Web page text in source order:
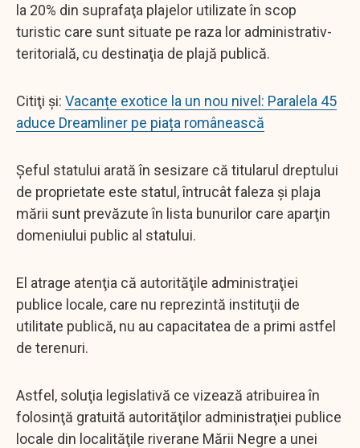
la 20% din suprafaţa plajelor utilizate în scop
turistic care sunt situate pe raza lor administrativ-
teritorială, cu destinaţia de plajă publică.
Citiţi şi: Vacanțe exotice la un nou nivel: Paralela 45
aduce Dreamliner pe piața românească
Şeful statului arată în sesizare că titularul dreptului
de proprietate este statul, întrucât faleza şi plaja
mării sunt prevăzute în lista bunurilor care aparţin
domeniului public al statului.
El atrage atenţia că autorităţile administraţiei
publice locale, care nu reprezintă instituţii de
utilitate publică, nu au capacitatea de a primi astfel
de terenuri.
Astfel, soluţia legislativă ce vizează atribuirea în
folosinţă gratuită autorităţilor administraţiei publice
locale din localităţile riverane Mării Negre a unei